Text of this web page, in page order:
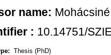
name:
: 10.14751/
Thesis (PhD)